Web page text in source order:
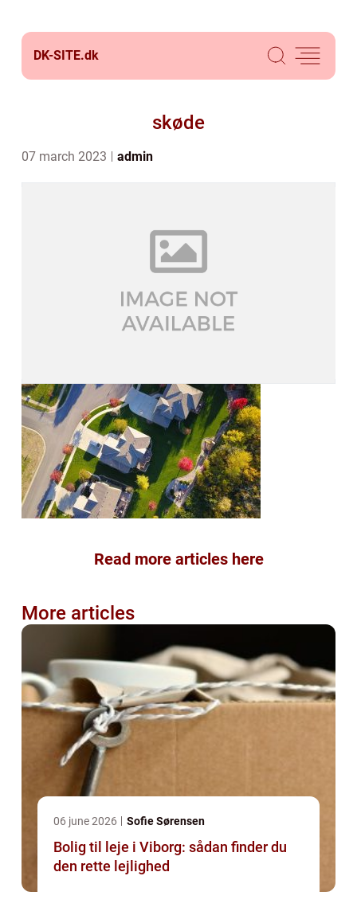
DK-SITE.dk
skøde
07 march 2023 admin
Read more articles here
More articles
06 june 2026 Sofie Sørensen
Bolig til leje i Viborg: sådan finder du
den rette lejlighed